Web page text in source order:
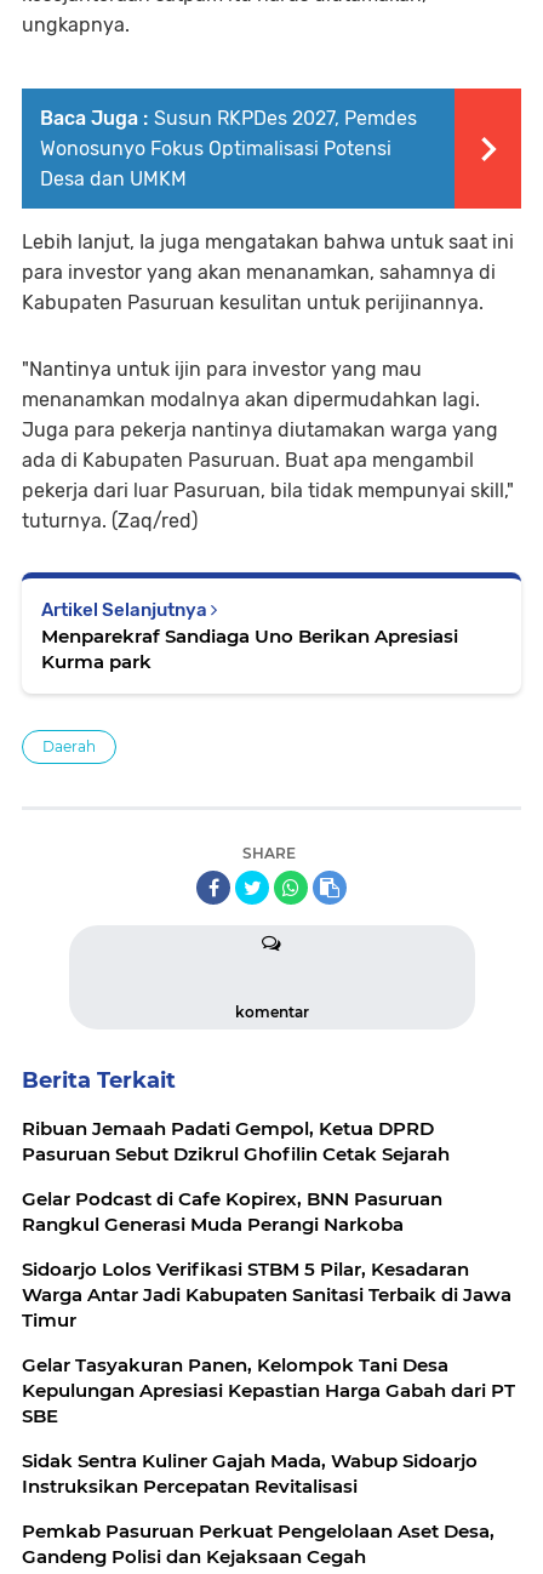
ungkapnya.
Baca Juga : Susun RKPDes 2027, Pemdes
Wonosunyo Fokus Optimalisasi Potensi
Desa dan UMKM
Lebih lanjut, Ia juga mengatakan bahwa untuk saat ini
para investor yang akan menanamkan, sahamnya di
Kabupaten Pasuruan kesulitan untuk perijinannya.
"Nantinya untuk ijin para investor yang mau
menanamkan modalnya akan dipermudahkan lagi.
Juga para pekerja nantinya diutamakan warga yang
ada di Kabupaten Pasuruan. Buat apa mengambil
pekerja dari luar Pasuruan, bila tidak mempunyai skill,"
tuturnya. (Zaq/red)
Artikel Selanjutnya
Menparekraf Sandiaga Uno Berikan Apresiasi
Kurma park
Daerah
SHARE
komentar
Berita Terkait
Ribuan Jemaah Padati Gempol, Ketua DPRD
Pasuruan Sebut Dzikrul Ghofilin Cetak Sejarah
Gelar Podcast di Cafe Kopirex, BNN Pasuruan
Rangkul Generasi Muda Perangi Narkoba
Sidoarjo Lolos Verifikasi STBM 5 Pilar, Kesadaran
Warga Antar Jadi Kabupaten Sanitasi Terbaik di Jawa
Timur
Gelar Tasyakuran Panen, Kelompok Tani Desa
Kepulungan Apresiasi Kepastian Harga Gabah dari PT
SBE
Sidak Sentra Kuliner Gajah Mada, Wabup Sidoarjo
Instruksikan Percepatan Revitalisasi
Pemkab Pasuruan Perkuat Pengelolaan Aset Desa,
Gandeng Polisi dan Kejaksaan Cegah